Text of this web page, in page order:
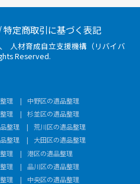
特定商取引に基づく表記
人材育成自立支援機構（リバイバ
Reserved.
理
中野区の遺品整理
理
杉並区の遺品整理
整理
荒川区の遺品整理
整理
大田区の遺品整理
理
港区の遺品整理
理
品川区の遺品整理
理
中央区の遺品整理